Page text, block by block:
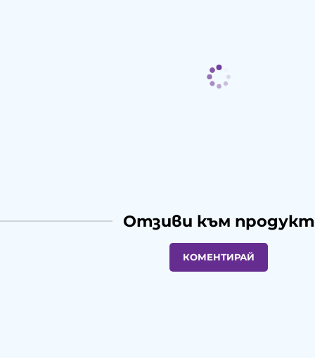
Отзиви към продукт
КОМЕНТИРАЙ